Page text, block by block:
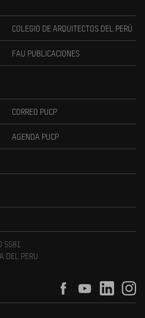
COLEGIO DE ARQUITECTOS DEL PERÚ
FAU PUBLICACIONES
CORREO PUCP
AGENDA PUCP
5581
DEL PERU